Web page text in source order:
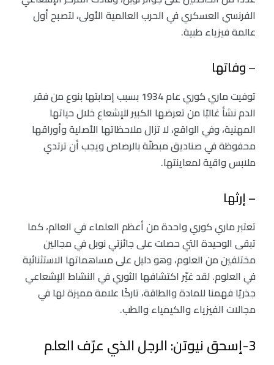
الفرنسي العسكري في الحرب العالمية الأولى، لتصبح أول
عالمة فيزياء طبية.
– وفاتها
توفيت ماري كوري عام 1934 بسبب إصابتها بنوع من فقر
الدم نشأ غالبًا من تعرضها الكبير للإشعاع خلال حياتها
المهنية، وفي الواقع، لا تزال ملاحظاتها الأصلية وأوراقها
محفوظة في صناديق مبطنّة بالرصاص ويجب أن ترتدي
ملابس واقية لمعاينتها.
– إرثها
تعتبر ماري كوري واحدة من أعظم العلماء في العالم، كما
تبقى الوحيدة التي حصلت على جائزتي نوبل في مجالين
مختلفين من العلوم، وهو دليل على مساهماتها الاستثنائية
في العلوم. لقد غيّر اكتشافها الثوري في النشاط الإشعاعي
جذريًا فهمنا للمادة والطاقة، تاركًا علامة مميزة لها في
مجالات الفيزياء والكيمياء والطب.
3-إسحق نيوتن: الرجل الذي عرّف العلم